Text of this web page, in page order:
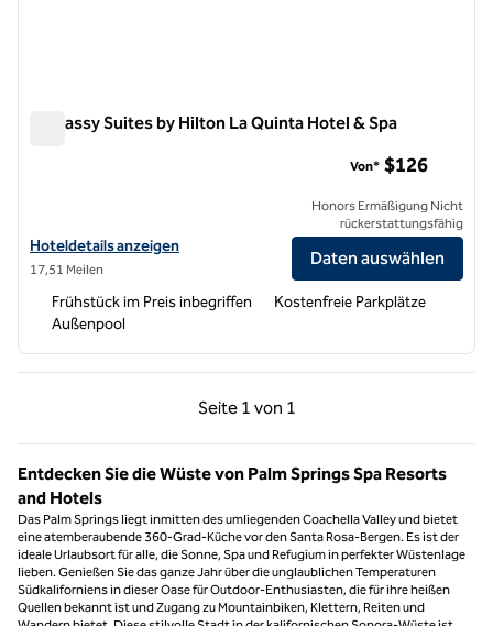
Embassy Suites by Hilton La Quinta Hotel & Spa
Hoteldetails für Embassy Suites by Hilton La Quinta Hotel & Spa
Hoteldetails anzeigen
17,51 Meilen
Von* $126
Honors Ermäßigung Nicht
rückerstattungsfähig
Daten auswählen
Frühstück im Preis inbegriffen
Kostenfreie Parkplätze
Außenpool
Seite 1 von 1
Vorherige Seite, 1 von 1
Seite 1 von 1
Entdecken Sie die Wüste von Palm Springs Spa Resorts
and Hotels
Das Palm Springs liegt inmitten des umliegenden Coachella Valley und bietet
eine atemberaubende 360-Grad-Küche vor den Santa Rosa-Bergen. Es ist der
ideale Urlaubsort für alle, die Sonne, Spa und Refugium in perfekter Wüstenlage
lieben. Genießen Sie das ganze Jahr über die unglaublichen Temperaturen
Südkaliforniens in dieser Oase für Outdoor-Enthusiasten, die für ihre heißen
Quellen bekannt ist und Zugang zu Mountainbiken, Klettern, Reiten und